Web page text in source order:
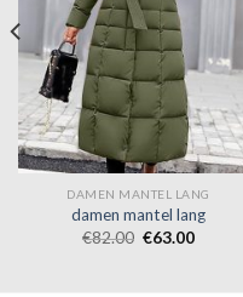
DAMEN MANTEL LANG
damen mantel lang
€82.00 €63.00